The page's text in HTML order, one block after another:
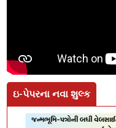
ઇ-પેપરના નવા શુલ્ક